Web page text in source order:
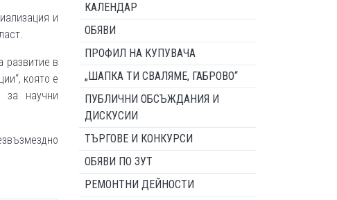
и
развитие в
която е
за научни
КАЛЕНДАР
ОБЯВИ
ПРОФИЛ НА КУПУВАЧА
„ШАПКА ТИ СВАЛЯМЕ, ГАБРОВО“
ПУБЛИЧНИ ОБСЪЖДАНИЯ И
ДИСКУСИИ
ТЪРГОВЕ И КОНКУРСИ
ОБЯВИ ПО ЗУТ
РЕМОНТНИ ДЕЙНОСТИ